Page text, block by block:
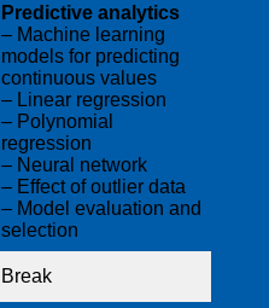
Predictive analytics
– Machine learning
models for predicting
continuous values
– Linear regression
– Polynomial
regression
– Neural network
– Effect of outlier data
– Model evaluation and
selection
Break